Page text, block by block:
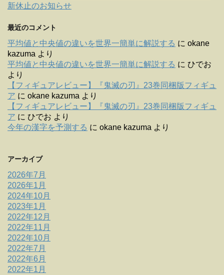
新休止のお知らせ
最近のコメント
平均値と中央値の違いを世界一簡単に解説する に okane
kazuma より
平均値と中央値の違いを世界一簡単に解説する に ひでお
より
【フィギュアレビュー】『鬼滅の刃』23巻同梱版フィギュ
ア に okane kazuma より
【フィギュアレビュー】『鬼滅の刃』23巻同梱版フィギュ
ア に ひでお より
今年の漢字を予測する に okane kazuma より
アーカイブ
2026年7月
2026年1月
2024年10月
2023年1月
2022年12月
2022年11月
2022年10月
2022年7月
2022年6月
2022年1月